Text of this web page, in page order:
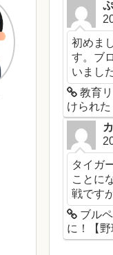
初めま
す。ブ
いまし
教育
けられ
タイガ
ことに
戦です
ブル
に！【野